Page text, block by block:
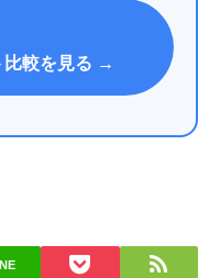
比較を見る →